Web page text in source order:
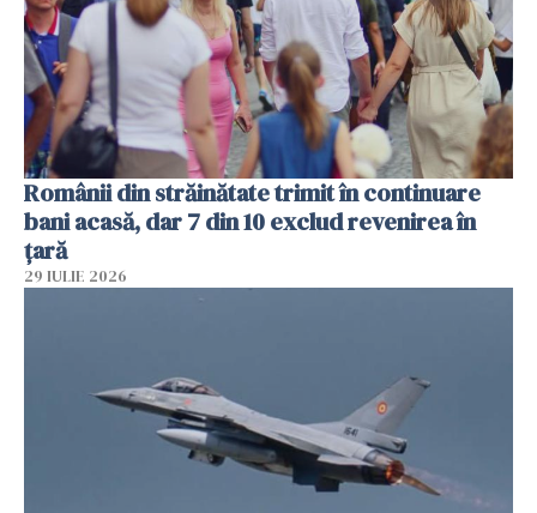
Românii din străinătate trimit în continuare
bani acasă, dar 7 din 10 exclud revenirea în
țară
29 IULIE 2026